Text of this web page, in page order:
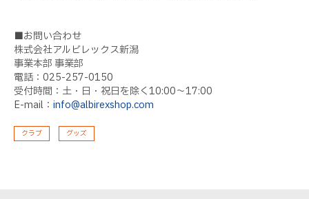
■お問い合わせ
株式会社アルビレックス新潟
事業本部 事業部
電話：025-257-0150
受付時間：土・日・祝日を除く10:00〜17:00
E-mail： info@albirexshop.com
クラブ グッズ